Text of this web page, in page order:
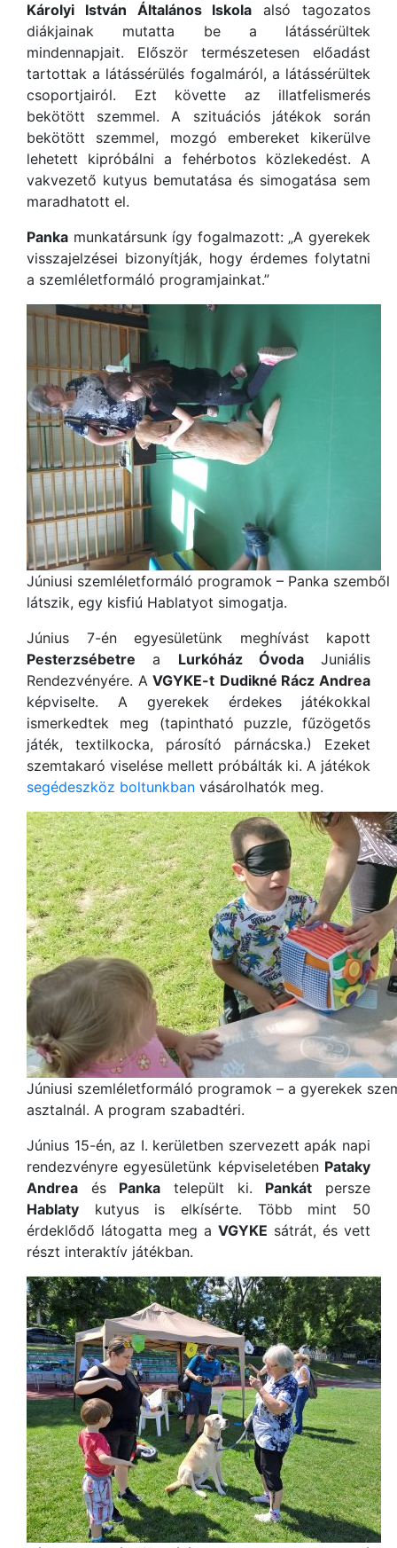
Károlyi István Általános Iskola alsó tagozatos
diákjainak mutatta be a látássérültek
mindennapjait. Először természetesen előadást
tartottak a látássérülés fogalmáról, a látássérültek
csoportjairól. Ezt követte az illatfelismerés
bekötött szemmel. A szituációs játékok során
bekötött szemmel, mozgó embereket kikerülve
lehetett kipróbálni a fehérbotos közlekedést. A
vakvezető kutyus bemutatása és simogatása sem
maradhatott el.
Panka munkatársunk így fogalmazott: „A gyerekek
visszajelzései bizonyítják, hogy érdemes folytatni
a szemléletformáló programjainkat.”
Júniusi szemléletformáló programok – Panka szemből
látszik, egy kisfiú Hablatyot simogatja.
Június 7-én egyesületünk meghívást kapott
Pesterzsébetre a Lurkóház ÓvodaJuniális
Rendezvényére. AVGYKE-t Dudikné Rácz Andrea
képviselte. A gyerekek érdekes játékokkal
ismerkedtek meg (tapintható puzzle, fűzögetős
játék, textilkocka, párosító párnácska.) Ezeket
szemtakaró viselése mellett próbálták ki. A játékok
segédeszköz boltunkban vásárolhatók meg.
Júniusi szemléletformáló programok – a gyerekek
asztalnál. A program szabadtéri.
Június 15-én, az I. kerületben szervezett apák napi
rendezvényre egyesületünk képviseletében Pataky
Andrea és Panka települt ki. Pankát persze
Hablaty kutyus is elkísérte. Több mint 50
érdeklődő látogatta meg a VGYKE sátrát, és vett
részt interaktív játékban.